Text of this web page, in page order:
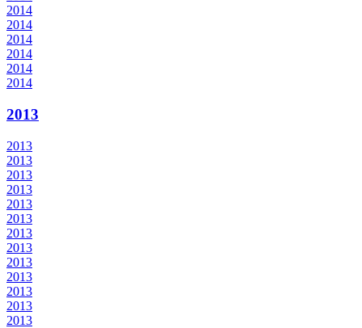
2014
2014
2014
2014
2014
2014
2013
2013
2013
2013
2013
2013
2013
2013
2013
2013
2013
2013
2013
2013